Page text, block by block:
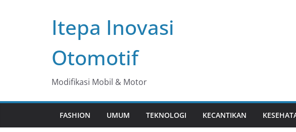
Itepa Inovasi
Otomotif
Modifikasi Mobil & Motor
FASHION UMUM TEKNOLOGI KECANTIKAN